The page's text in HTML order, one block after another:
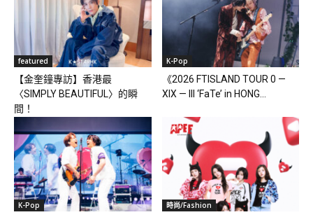
featured
【金奎鐘專訪】香港最
〈SIMPLY BEAUTIFUL〉的瞬
間！
K-Pop
《2026 FTISLAND TOUR 0 —
XIX — III ‘FaTe’ in HONG...
K-Pop 時尚/Fashion